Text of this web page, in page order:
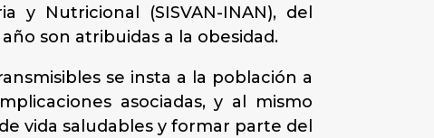
y Nutricional (SISVAN-INAN), del
son atribuidas a la obesidad.
se insta a la población a
asociadas, y al mismo
vida saludables y formar parte del